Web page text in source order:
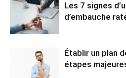
Les 7 signes
d’embauche
Établir un plan
étapes